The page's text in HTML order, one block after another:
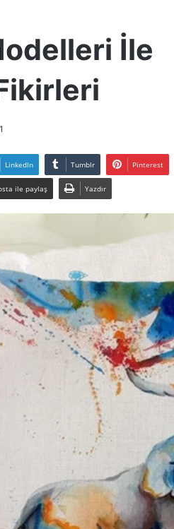
İle
LinkedIn Tumblr Pinterest
ile paylaş Yazdır